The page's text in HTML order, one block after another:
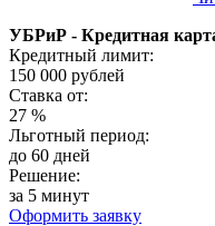
УБРиР - Кредитная
Кредитный лимит:
150 000 рублей
Ставка от:
27 %
Льготный период:
до 60 дней
Решение:
за 5 минут
Оформить заявку